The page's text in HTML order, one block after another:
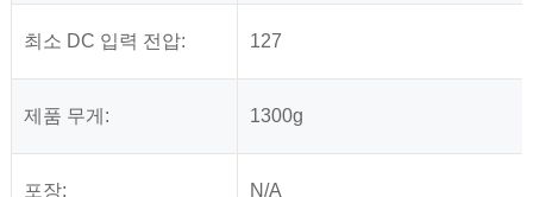
최소 DC 입력 전압: 127
제품 무게: 1300g
포장: N/A